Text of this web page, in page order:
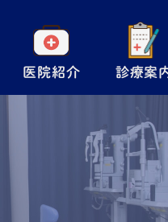
医院紹介 診療案
小児眼科
手術
アレルギー